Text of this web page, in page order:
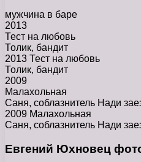
мужчина в баре
2013
Тест на любовь
Толик, бандит
2013 Тест на любовь
Толик, бандит
2009
Малахольная
Саня, соблазнитель Нади
2009 Малахольная
Саня, соблазнитель Нади
Евгений Юхновец